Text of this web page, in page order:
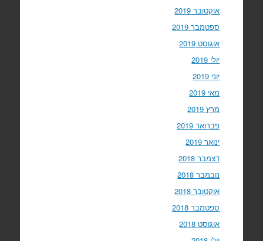
אוקטובר 2019
ספטמבר 2019
אוגוסט 2019
יולי 2019
יוני 2019
מאי 2019
מרץ 2019
פברואר 2019
ינואר 2019
דצמבר 2018
נובמבר 2018
אוקטובר 2018
ספטמבר 2018
אוגוסט 2018